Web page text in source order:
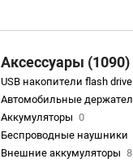
Аксессуары (1090)
USB накопители flash drive
Автомобильные
Аккумуляторы 0
Беспроводные наушники
Внешние аккумуляторы